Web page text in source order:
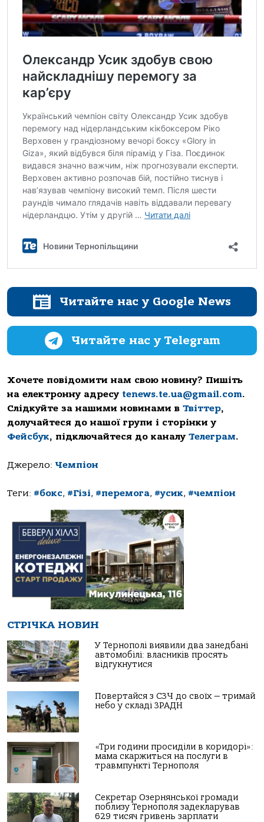
Читайте нас у Google News
Читайте нас у Telegram
Хочете повідомити нам свою новину? Пишіть
на електронну адресу tenews.te.ua@gmail.com.
Слідкуйте за нашими новинами в Твіттер,
долучайтеся до нашої групи і сторінки у
Фейсбук, підключайтеся до каналу Телеграм.
Джерело: Чемпіон
Теги: #бокс, #Гізі, #перемога, #усик, #чемпіон
СТРІЧКА НОВИН
У Тернополі виявили два занедбані
автомобілі: власників просять
відгукнутися
Повертайся з СЗЧ до своїх — тримай
небо у складі ЗРАДН
«Три години просиділи в коридорі»:
мама скаржиться на послуги в
травмпункті Тернополя
Секретар Озернянської громади
поблизу Тернополя задекларував
629 тисяч гривень зарплати